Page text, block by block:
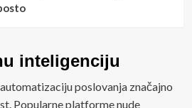
inteligenciju
poslovanja značajno
Popularne platforme nude